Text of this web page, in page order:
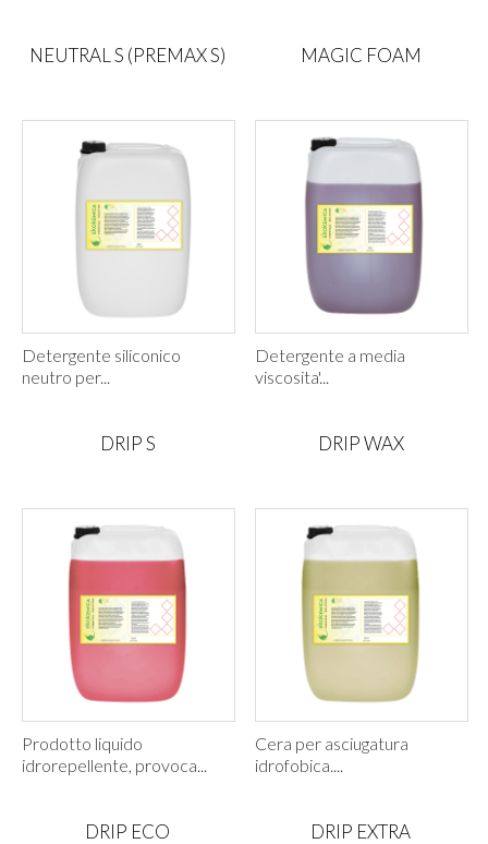
NEUTRAL S (PREMAX S)
Detergente siliconico
neutro per...
MAGIC FOAM
Detergente a media
viscosita'...
DRIP S
Prodotto liquido
idrorepellente, provoca...
DRIP WAX
Cera per asciugatura
idrofobica....
DRIP ECO DRIP EXTRA